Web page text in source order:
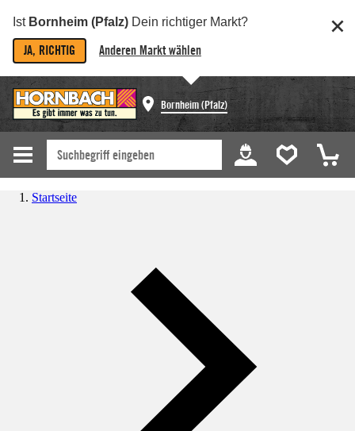
Ist Bornheim (Pfalz) Dein richtiger Markt?
JA, RICHTIG Anderen Markt wählen
Bornheim (Pfalz)
Startseite